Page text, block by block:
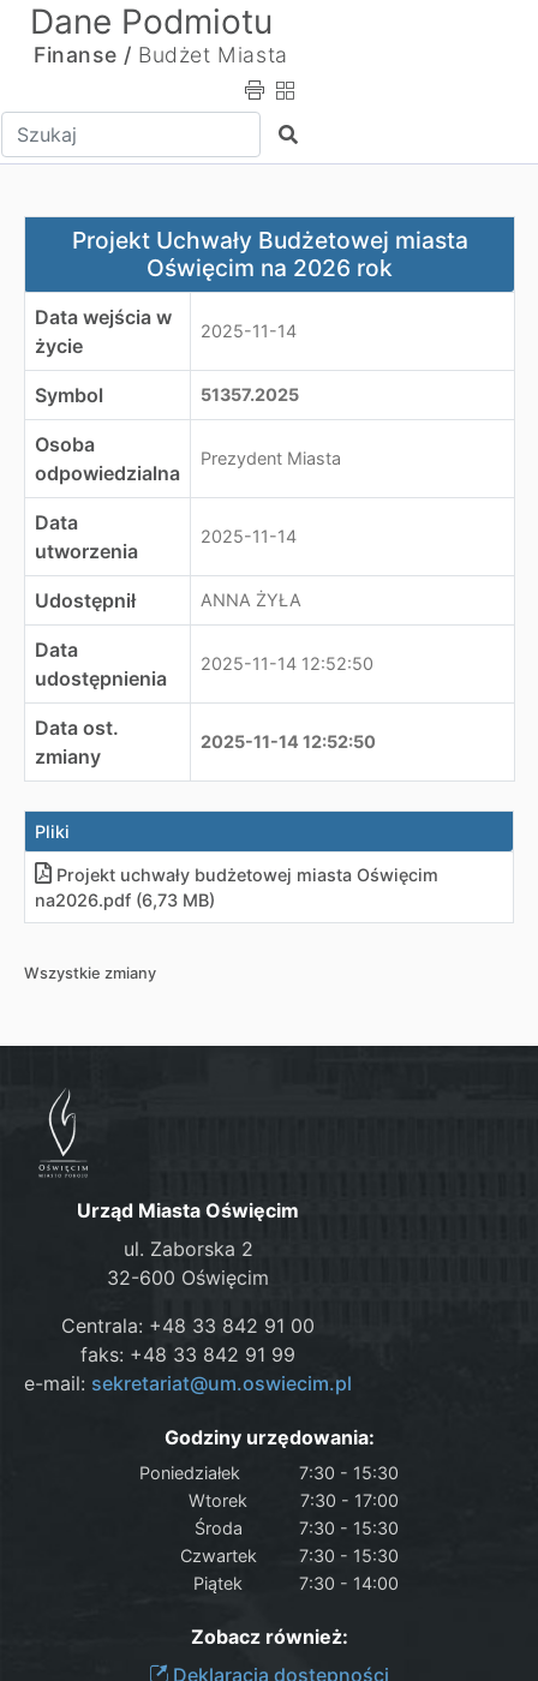
Dane Podmiotu
Finanse / Budżet Miasta
Wpisz tekst do wyszukania Szukaj
Projekt Uchwały Budżetowej miasta Oświęcim na 2026
Projekt Uchwały Budżetowej miasta
Oświęcim na 2026 rok
Data wejścia w
życie
2025-11-14
Symbol 51357.2025
Osoba
odpowiedzialna
Prezydent Miasta
Data
utworzenia
2025-11-14
Udostępnił ANNA ŻYŁA
Data
udostępnienia
2025-11-14 12:52:50
Data ost.
zmiany
2025-11-14 12:52:50
Pliki
Projekt uchwały budżetowej miasta Oświęcim
na2026.pdf (6,73 MB)
Wszystkie zmiany
Urząd Miasta Oświęcim
ul. Zaborska 2
32-600 Oświęcim
Centrala: +48 33 842 91 00
faks: +48 33 842 91 99
e-mail: sekretariat@um.oswiecim.pl
Godziny urzędowania:
Poniedziałek
7:30 - 15:30
Wtorek
7:30 - 17:00
Środa
7:30 - 15:30
Czwartek
7:30 - 15:30
Piątek
7:30 - 14:00
Zobacz również:
Deklaracja dostępności